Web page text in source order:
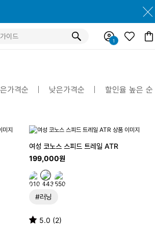
가격순 낮은가격순 할인율 높은 순
여성 코노스 스피드 트레일 ATR
199,000원
#러닝
5.0 (2)